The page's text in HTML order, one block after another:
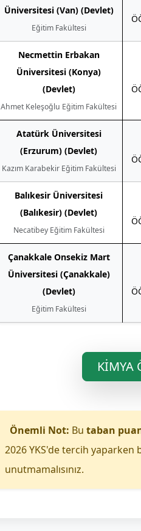
Üniversitesi (Van) (Devlet)
Eğitim Fakültesi
Necmettin Erbakan
Üniversitesi (Konya)
(Devlet)
Ahmet Keleşoğlu Eğitim Fakültesi
Atatürk Üniversitesi
(Erzurum) (Devlet)
Kazım Karabekir Eğitim Fakültesi
Balıkesir Üniversitesi
(Balıkesir) (Devlet)
Necatibey Eğitim Fakültesi
Çanakkale Onsekiz Mart
Üniversitesi (Çanakkale)
(Devlet)
Eğitim Fakültesi
KİMYA
Önemli Not: Bu taban
2026 YKS'de tercih yaparken
unutmamalısınız.